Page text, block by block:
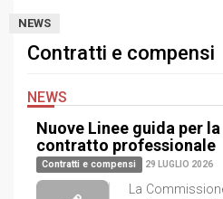
NEWS
Contratti e compensi
NEWS
Nuove Linee guida per
contratto professionale
Contratti e compensi 29 LUGLIO 2026
La